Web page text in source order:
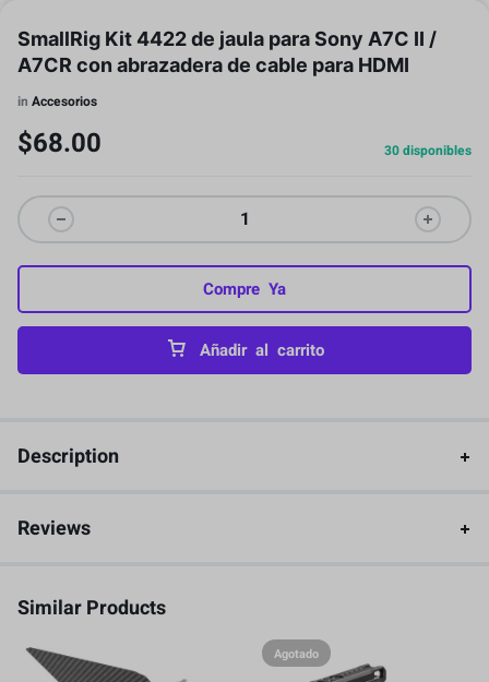
SmallRig Kit 4422 de jaula para Sony A7C II /
A7CR con abrazadera de cable para HDMI
in Accesorios
$68.00 30 disponibles
Añadir al carrito
Compre Ya
Description
Reviews
Similar Products
Agotado